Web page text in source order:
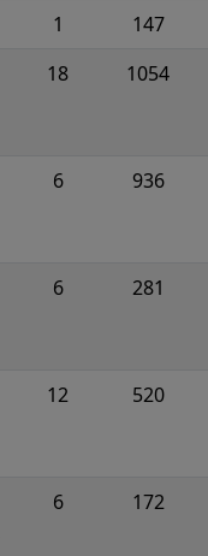
1 147
18 1054
6 936
6 281
12 520
6 172